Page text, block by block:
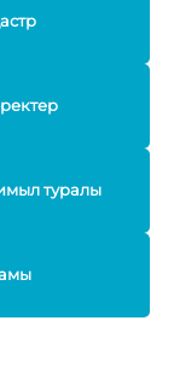
туралы